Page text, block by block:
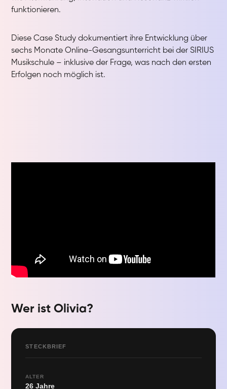
funktionieren.
Diese Case Study dokumentiert ihre Entwicklung über
sechs Monate Online-Gesangsunterricht bei der SIRIUS
Musikschule – inklusive der Frage, was nach den ersten
Erfolgen noch möglich ist.
Wer ist Olivia?
STECKBRIEF
ALTER
26 Jahre